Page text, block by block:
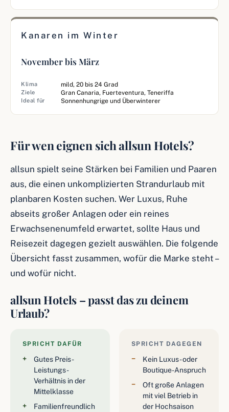
Kanaren im Winter
November bis März
Klima mild, 20 bis 24 Grad
Ziele Gran Canaria, Fuerteventura, Teneriffa
Ideal für Sonnenhungrige und Überwinterer
Für wen eignen sich allsun Hotels?
allsun spielt seine Stärken bei Familien und Paaren
aus, die einen unkomplizierten Strandurlaub mit
planbaren Kosten suchen. Wer Luxus, Ruhe
abseits großer Anlagen oder ein reines
Erwachsenenumfeld erwartet, sollte Haus und
Reisezeit dagegen gezielt auswählen. Die folgende
Übersicht fasst zusammen, wofür die Marke steht –
und wofür nicht.
allsun Hotels – passt das zu deinem
Urlaub?
SPRICHT DAFÜR
Gutes Preis-
Leistungs-
Verhältnis in der
Mittelklasse
Familienfreundlich
SPRICHT DAGEGEN
Kein Luxus- oder
Boutique-Anspruch
Oft große Anlagen
mit viel Betrieb in
der Hochsaison